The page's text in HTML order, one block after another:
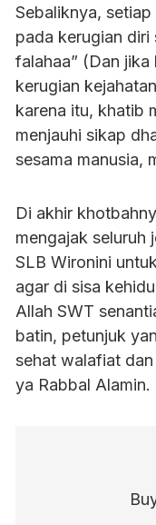
Sebaliknya,
pada kerugian diri
falahaa” (Dan
kerugian
karena itu, khatib
menjauhi sikap
sesama manusia,
Di akhir
mengajak seluruh
SLB Wironini
agar di sisa
Allah SWT
batin, petunjuk
sehat walafiat
ya Rabbal Alamin.